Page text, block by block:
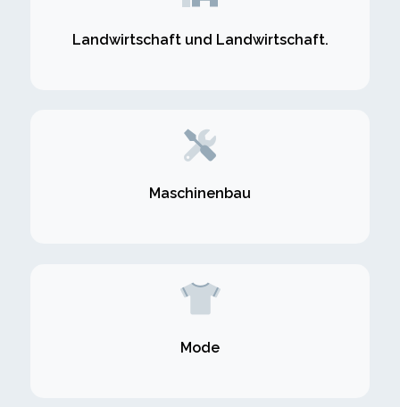
Landwirtschaft und Landwirtschaft.
Maschinenbau
Mode